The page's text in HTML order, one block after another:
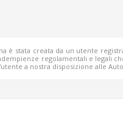
è stata creata da un utente
regolamentali e legali
a nostra disposizione alle